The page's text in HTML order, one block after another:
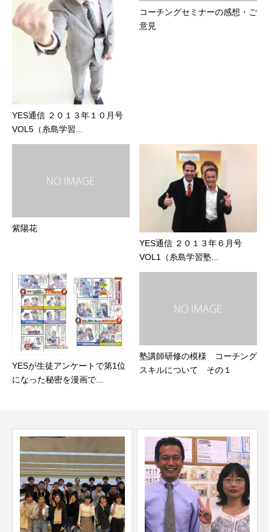
YES通信 ２０１３年１０月号
VOL5（糸島学習...
コーチングセミナーの感想・ご
意見
紫陽花
YES通信 ２０１３年６月号
VOL1（糸島学習塾...
YESが生徒アンケートで第1位
になった秘密を漫画で...
塾講師研修の模様 コーチング
スキルについて その１